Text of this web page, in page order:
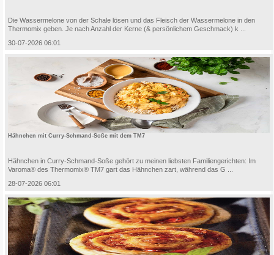
Die Wassermelone von der Schale lösen und das Fleisch der Wassermelone in den
Thermomix geben. Je nach Anzahl der Kerne (& persönlichem Geschmack) k ...
30-07-2026 06:01
Hähnchen mit Curry-Schmand-Soße mit dem TM7
Hähnchen in Curry-Schmand-Soße gehört zu meinen liebsten Familiengerichten: Im
Varoma® des Thermomix® TM7 gart das Hähnchen zart, während das G ...
28-07-2026 06:01